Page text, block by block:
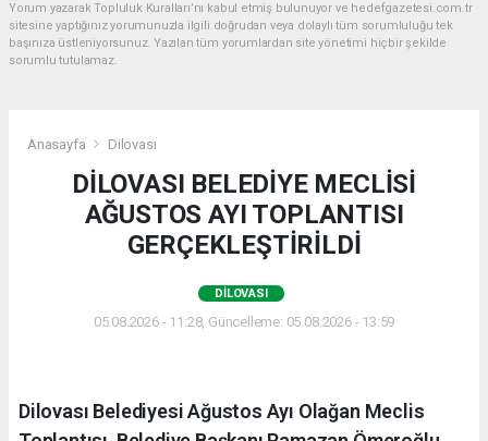
Yorum yazarak Topluluk Kuralları’nı kabul etmiş bulunuyor ve hedefgazetesi.com.tr
sitesine yaptığınız yorumunuzla ilgili doğrudan veya dolaylı tüm sorumluluğu tek
başınıza üstleniyorsunuz. Yazılan tüm yorumlardan site yönetimi hiçbir şekilde
sorumlu tutulamaz.
Anasayfa Dilovası
DİLOVASI BELEDİYE MECLİSİ
AĞUSTOS AYI TOPLANTISI
GERÇEKLEŞTİRİLDİ
DILOVASI
05.08.2026 - 11:28, Güncelleme: 05.08.2026 - 13:59
Dilovası Belediyesi Ağustos Ayı Olağan Meclis